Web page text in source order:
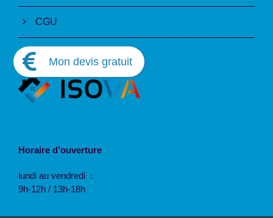
CGU
Horaire d’ouverture
lundi au vendredi :
9h-12h / 13h-18h